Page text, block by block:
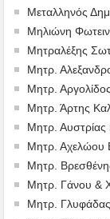
Μεταλληνός
Mηλιώνη
Μητραλέξης
Μητρ.
Μητρ.
Μητρ. Άρτης
Μητρ. Αυστρίας
Μητρ. Αχελώου
Μητρ.
Μητρ. Γάνου &
Μητρ.